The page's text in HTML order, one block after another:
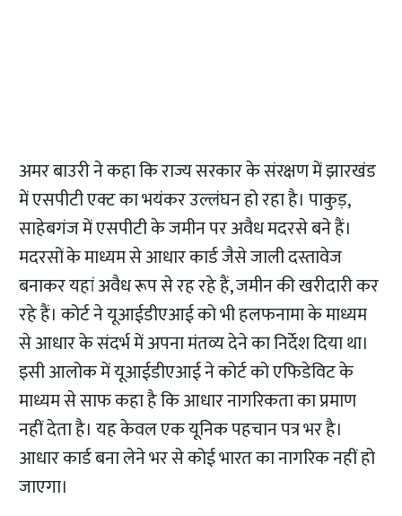
अमर बाउरी ने कहा कि राज्य सरकार के संरक्षण में झारखंड
में एसपीटी एक्ट का भयंकर उल्लंघन हो रहा है। पाकुड़,
साहेबगंज में एसपीटी के जमीन पर अवैध मदरसे बने हैं।
मदरसों के माध्यम से आधार कार्ड जैसे जाली दस्तावेज
बनाकर यहां अवैध रूप से रह रहे हैं, जमीन की खरीदारी कर
रहे हैं। कोर्ट ने यूआईडीएआई को भी हलफनामा के माध्यम
से आधार के संदर्भ में अपना मंतव्य देने का निर्देश दिया था।
इसी आलोक में यूआईडीएआई ने कोर्ट को एफिडेविट के
माध्यम से साफ कहा है कि आधार नागरिकता का प्रमाण
नहीं देता है। यह केवल एक यूनिक पहचान पत्र भर है।
आधार कार्ड बना लेने भर से कोई भारत का नागरिक नहीं हो
जाएगा।